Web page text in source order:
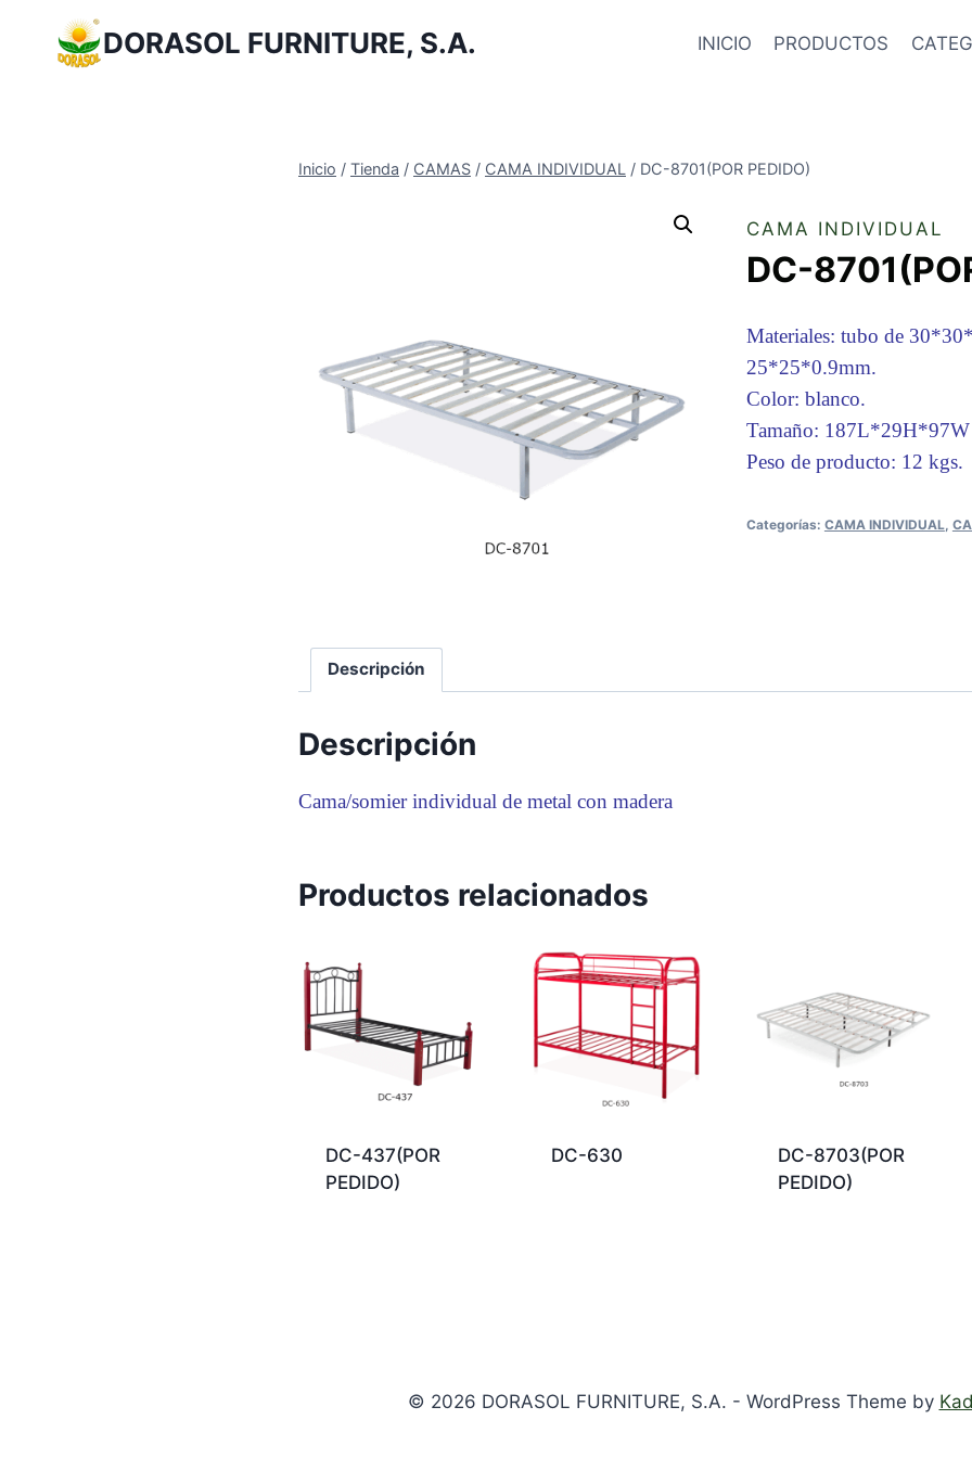
Contenido
DORASOL FURNITURE, S.A. INICIO PRODUCTOS
Inicio / Tienda / CAMAS / CAMA INDIVIDUAL / DC-8701(POR PEDIDO)
CAMA INDIVIDUAL
DC-
Materiales: tubo de
25*25*0.9mm.
Color: blanco.
Tamaño:
Peso de producto: 12 kgs.
Categorías: CAMA INDIVIDUAL
Descripción
Descripción
Cama/somier individual de metal con madera
Productos relacionados
DC-437(POR
PEDIDO)
DC-630
DC-8703(POR
PEDIDO)
© 2026 DORASOL FURNITURE, S.A. - WordPress Theme by